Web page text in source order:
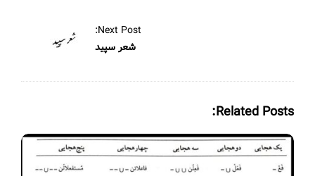
Next Post:
شعر سپید
Related Posts: